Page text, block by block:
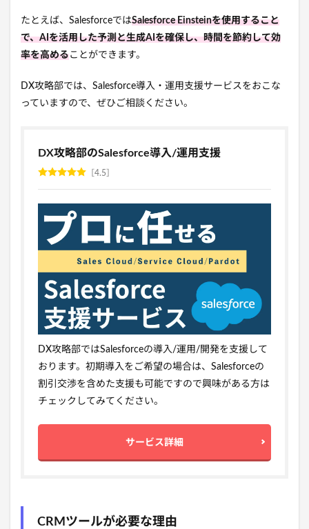
たとえば、SalesforceではSalesforce Einsteinを使用すること
で、AIを活用した予測と生成AIを確保し、時間を節約して効
率を高めることができます。
DX攻略部では、Salesforce導入・運用支援サービスをおこな
っていますので、ぜひご相談ください。
DX攻略部のSalesforce導入/運用支援
4.5
DX攻略部ではSalesforceの導入/運用/開発を支援して
おります。初期導入をご希望の場合は、Salesforceの
割引交渉を含めた支援も可能ですので興味がある方は
チェックしてみてください。
サービス詳細
CRMツールが必要な理由